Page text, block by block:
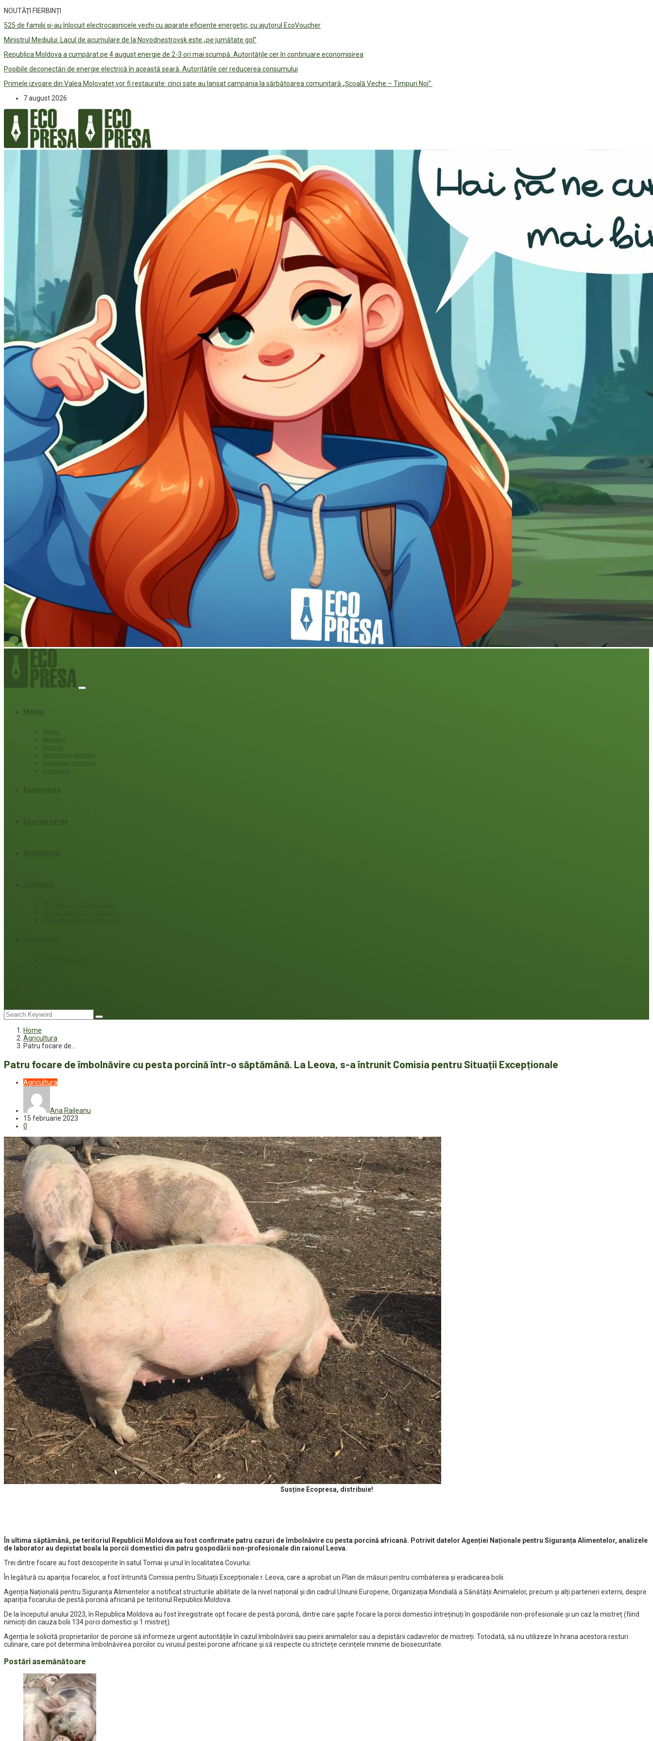
NOUTĂȚI FIERBINȚI
525 de familii și-au înlocuit electrocasnicele vechi cu aparate eficiente energetic, cu ajutorul EcoVoucher
Ministrul Mediului: Lacul de acumulare de la Novodnestrovsk este „pe jumătate gol”
Republica Moldova a cumpărat pe 4 august energie de 2-3 ori mai scumpă. Autoritățile cer în continuare economisirea
Posibile deconectări de energie electrică în această seară. Autoritățile cer reducerea consumului
Primele izvoare din Valea Molovateț vor fi restaurate: cinci sate au lansat campania la sărbătoarea comunitară „Școală Veche – Timpuri Noi”
7 august 2026
Mediu
Mediu
Atitudini
Externe
Agricultura durabila
Schimbari climatice
Ecoturism
Home
Agricultura
Patru focare de…
Patru focare de îmbolnăvire cu pesta porcină într-o săptămână. La Leova, s-a întrunit Comisia pentru Situații Excepționale
Agricultura
Ana Raileanu
15 februarie 2023
0
Susține Ecopresa, distribuie!
În ultima săptămână, pe teritoriul Republicii Moldova au fost confirmate patru cazuri de îmbolnăvire cu pesta porcină africană. Potrivit datelor Agenției Naționale pentru Siguranța Alimentelor, analizele
de laborator au depistat boala la porcii domestici din patru gospodării non-profesionale din raionul Leova.
Trei dintre focare au fost descoperite în satul Tomai și unul în localitatea Covurlui.
În legătură cu apariția focarelor, a fost întrunită Comisia pentru Situații Excepționale r. Leova, care a aprobat un Plan de măsuri pentru combaterea și eradicarea bolii.
Agenția Națională pentru Siguranța Alimentelor a notificat structurile abilitate de la nivel național și din cadrul Uniunii Europene, Organizația Mondială a Sănătății Animalelor, precum și alți parteneri externi, despre
apariția focarului de pestă porcină africană pe teritoriul Republicii Moldova.
De la începutul anului 2023, în Republica Moldova au fost înregistrate opt focare de pestă porcină, dintre care șapte focare la porcii domestici întreținuți în gospodăriile non-profesionale și un caz la mistreț (fiind
nimiciți din cauza bolii 134 porci domestici și 1 mistreț).
Agenția le solicită proprietarilor de porcine să informeze urgent autoritățile în cazul îmbolnăvirii sau pieirii animalelor sau a depistării cadavrelor de mistreți. Totodată, să nu utilizeze în hrana acestora resturi
culinare, care pot determina îmbolnăvirea porcilor cu virusul pestei porcine africane și să respecte cu strictețe cerințele minime de biosecuritate.
Postări asemănătoare